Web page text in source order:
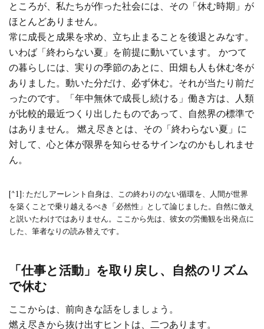
ところが、私たちが作った社会には、その「休む時期」が
ほとんどありません。
常に成長と成果を求め、立ち止まることを後退とみなす。
いわば「終わらない夏」を前提に動いています。 かつて
の暮らしには、実りの季節のあとに、田畑も人も休む冬が
ありました。動いた分だけ、必ず休む。それが当たり前だ
ったのです。「年中無休で成長し続ける」働き方は、人類
が比較的最近つくり出したものであって、自然界の標準で
はありません。 燃え尽きとは、その「終わらない夏」に
対して、心と体が限界を知らせるサインなのかもしれませ
ん。
[^1]: ただしアーレント自身は、この終わりのない循環を、人間が世界
を築くことで乗り越えるべき「必然性」として論じました。自然に倣え
と説いたわけではありません。ここから先は、彼女の労働観を出発点に
した、筆者なりの読み替えです。
「仕事と活動」を取り戻し、自然のリズム
で休む
ここからは、前向きな話をしましょう。
燃え尽きから抜け出すヒントは、二つあります。